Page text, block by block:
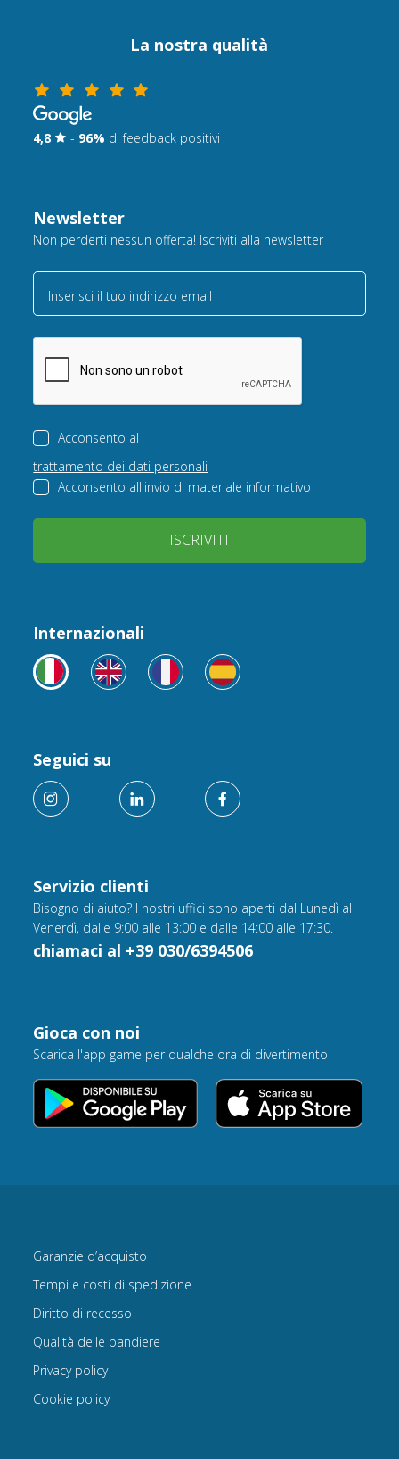
La nostra qualità
4,8 - 96% di feedback positivi
Newsletter
Non perderti nessun offerta! Iscriviti alla newsletter
Inserisci il tuo indirizzo email
Acconsento al
trattamento dei dati personali
Acconsento all'invio di materiale informativo
ISCRIVITI
Servizio clienti
Bisogno di aiuto? I nostri uffici sono aperti dal Lunedì al
Venerdì, dalle 9:00 alle 13:00 e dalle 14:00 alle 17:30.
chiamaci al +39 030/6394506
Internazionali
Seguici su
Gioca con noi
Scarica l'app game per qualche ora di divertimento
Garanzie d’acquisto
Tempi e costi di spedizione
Diritto di recesso
Qualità delle bandiere
Privacy policy
Cookie policy